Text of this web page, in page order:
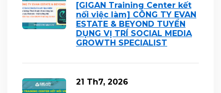
[GIGAN Training Center kết
nối việc làm] CÔNG TY EVAN
ESTATE & BEYOND TUYỂN
DỤNG VỊ TRÍ SOCIAL MEDIA
GROWTH SPECIALIST
21 Th7, 2026